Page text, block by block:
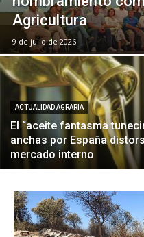
Agricultura
9 de julio de 2026
ACTUALIDAD AGRARIA
El “aceite fantasma
anchas por España
mercado interno